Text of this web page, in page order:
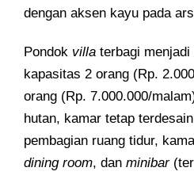
dengan aksen kayu pada
Pondok villa terbagi
kapasitas 2 orang (Rp.
orang (Rp. 7.000.000/
hutan, kamar tetap
pembagian ruang tidur,
dining room, dan minibar